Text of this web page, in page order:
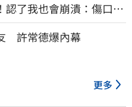
認了我也會崩潰：傷口終
許常德爆內幕
更多